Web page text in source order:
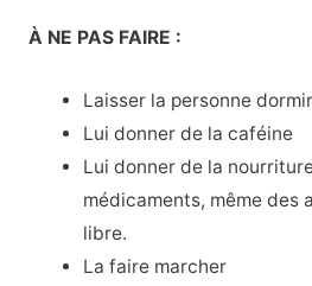
À NE PAS FAIRE :
Laisser la personne
Lui donner de la caféine
Lui donner de la
médicaments, même des
libre.
La faire marcher